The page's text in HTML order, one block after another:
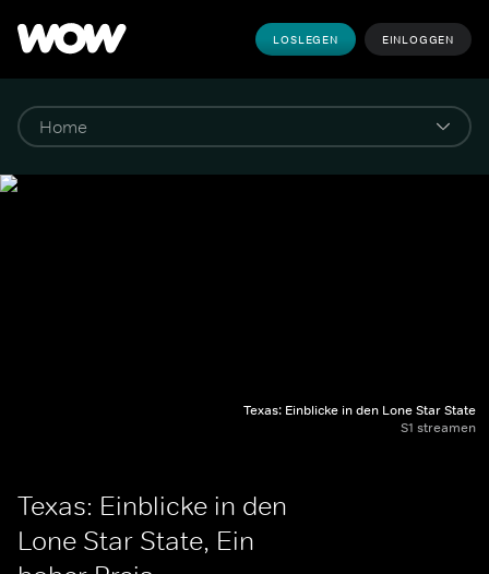
LOSLEGEN EINLOGGEN
Texas: Einblicke in den Lone Star State
S1 streamen
Texas: Einblicke in den
Lone Star State, Ein